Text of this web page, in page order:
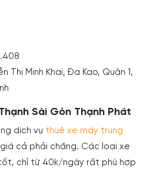
Thị Minh Khai, Đa Kao, Quận 1,
Sài Gòn Thạnh Phát
dịch vụ thuê xe máy trung
cả phải chăng. Các loại xe
chỉ từ 40k/ngày rất phù hợp